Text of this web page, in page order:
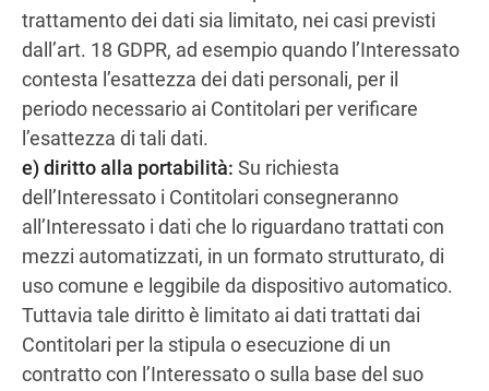
trattamento dei dati sia limitato, nei casi previsti
dall’art. 18 GDPR, ad esempio quando l’Interessato
contesta l’esattezza dei dati personali, per il
periodo necessario ai Contitolari per verificare
l’esattezza di tali dati.
e) diritto alla portabilità: Su richiesta
dell’Interessato i Contitolari consegneranno
all’Interessato i dati che lo riguardano trattati con
mezzi automatizzati, in un formato strutturato, di
uso comune e leggibile da dispositivo automatico.
Tuttavia tale diritto è limitato ai dati trattati dai
Contitolari per la stipula o esecuzione di un
contratto con l’Interessato o sulla base del suo